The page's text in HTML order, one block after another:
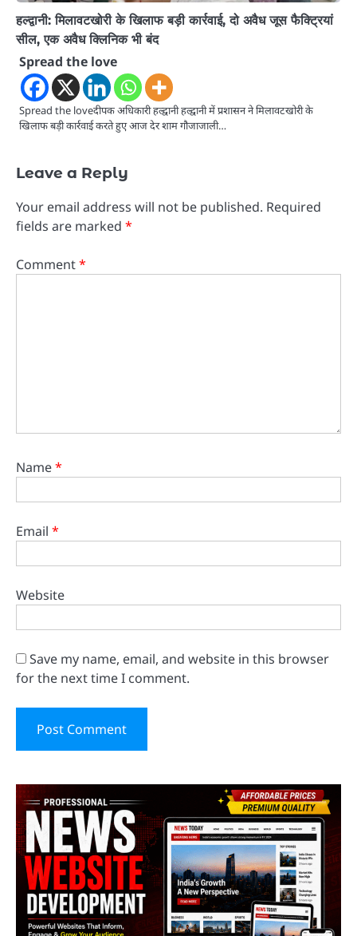
हल्द्वानी: मिलावटखोरी के खिलाफ बड़ी कार्रवाई, दो अवैध जूस फैक्ट्रियां
सील, एक अवैध क्लिनिक भी बंद
Spread the love
Spread the loveदीपक अधिकारी हल्द्वानी हल्द्वानी में प्रशासन ने मिलावटखोरी के
खिलाफ बड़ी कार्रवाई करते हुए आज देर शाम गौजाजाली…
Leave a Reply
Your email address will not be published. Required
fields are marked *
Comment*
Name*
Email *
Website
Save my name, email, and website in this browser
for the next time I comment.